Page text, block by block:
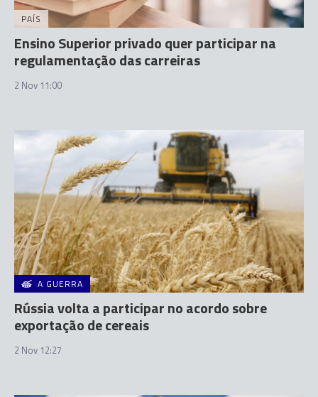
PAÍS
Ensino Superior privado quer participar na
regulamentação das carreiras
2 Nov 11:00
A GUERRA
Rússia volta a participar no acordo sobre
exportação de cereais
2 Nov 12:27